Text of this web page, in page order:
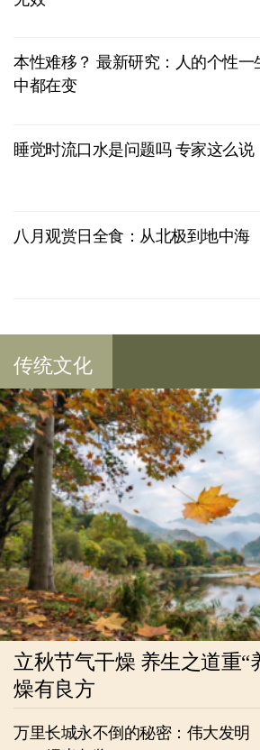
本性难移？ 最新研究：人的个性一
中都在变
睡觉时流口水是问题吗 专家这么说
八月观赏日全食：从北极到地中海
传统文化
立秋节气干燥 养生之道重“
燥有良方
万里长城永不倒的秘密：伟大发明